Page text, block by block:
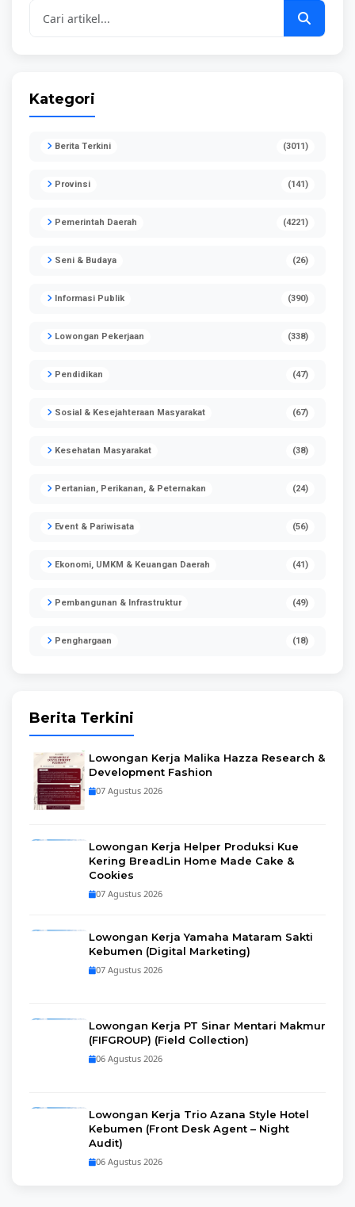
Kategori
Berita Terkini (3011)
Provinsi (141)
Pemerintah Daerah (4221)
Seni & Budaya (26)
Informasi Publik (390)
Lowongan Pekerjaan (338)
Pendidikan (47)
Sosial & Kesejahteraan Masyarakat (67)
Kesehatan Masyarakat (38)
Pertanian, Perikanan, & Peternakan (24)
Event & Pariwisata (56)
Ekonomi, UMKM & Keuangan Daerah (41)
Pembangunan & Infrastruktur (49)
Penghargaan (18)
Berita Terkini
Lowongan Kerja Malika Hazza Research &
Development Fashion
07 Agustus 2026
Lowongan Kerja Helper Produksi Kue
Kering BreadLin Home Made Cake &
Cookies
07 Agustus 2026
Lowongan Kerja Yamaha Mataram Sakti
Kebumen (Digital Marketing)
07 Agustus 2026
Lowongan Kerja PT Sinar Mentari Makmur
(FIFGROUP) (Field Collection)
06 Agustus 2026
Lowongan Kerja Trio Azana Style Hotel
Kebumen (Front Desk Agent – Night
Audit)
06 Agustus 2026